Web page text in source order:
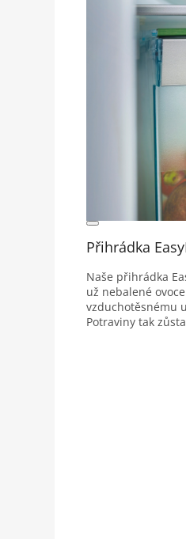
Přihrádka
Naše přihrádka
už nebalené
vzduchotěsnému
Potraviny tak